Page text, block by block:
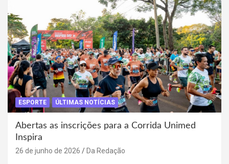
ESPORTE ÚLTIMAS NOTÍCIAS
Abertas as inscrições para a Corrida Unimed
Inspira
26 de junho de 2026 Da Redação